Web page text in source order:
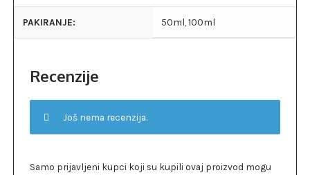
PAKIRANJE: 50ml, 100ml
Recenzije
Još nema recenzija.
Samo prijavljeni kupci koji su kupili ovaj proizvod mogu